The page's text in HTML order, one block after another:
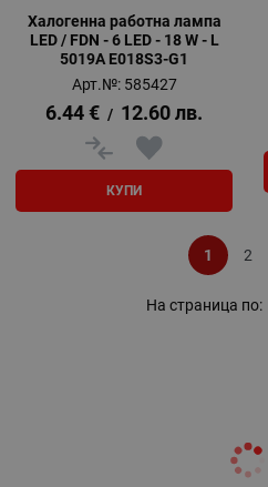
Халогенна работна лампа
LED / FDN - 6 LED - 18 W - L
5019A E018S3-G1
Арт.№: 585427
6.44 € / 12.60 лв.
КУПИ
1 2
На страница по: